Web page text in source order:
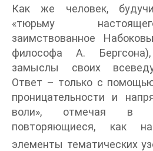
Как же человек,
«тюрьму
заимствованное
философа А.
замыслы своих
Ответ – только с
проницательности и
воли», отмечая в
повторяющиеся, как
элементы тематических